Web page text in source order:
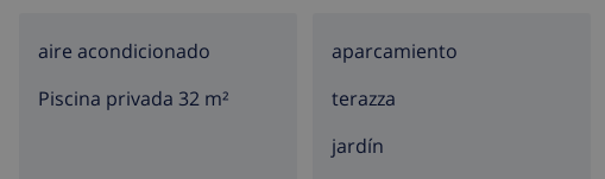
aire acondicionado
Piscina privada 32 m²
aparcamiento
terazza
jardín